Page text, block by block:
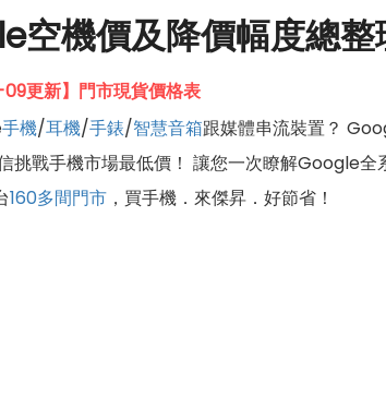
空機價及降價幅度總整
更新】門市現貨價格表
手機/耳機/手錶/智慧音箱跟媒體串流裝置？
挑戰手機市場最低價！ 讓您一次瞭解Google全
160多間門市 ，買手機．來傑昇．好節省！